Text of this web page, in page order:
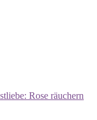
Rose räuchern